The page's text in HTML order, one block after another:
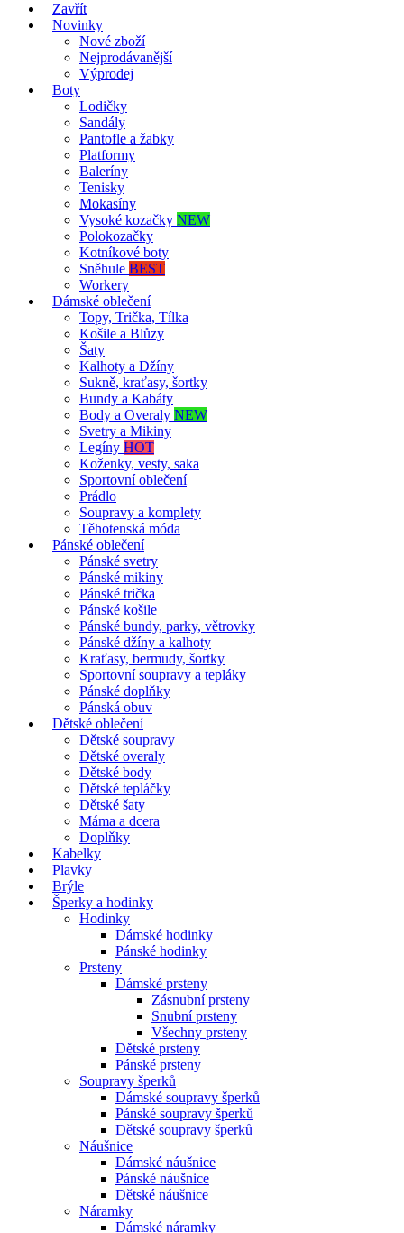
Zavřít
Novinky
Nové zboží
Nejprodávanější
Výprodej
Boty
Lodičky
Sandály
Pantofle a žabky
Platformy
Baleríny
Tenisky
Mokasíny
Vysoké kozačky NEW
Polokozačky
Kotníkové boty
Sněhule BEST
Workery
Dámské oblečení
Topy, Trička, Tílka
Košile a Blůzy
Šaty
Kalhoty a Džíny
Sukně, kraťasy, šortky
Bundy a Kabáty
Body a Overaly NEW
Svetry a Mikiny
Legíny HOT
Koženky, vesty, saka
Sportovní oblečení
Prádlo
Soupravy a komplety
Těhotenská móda
Pánské oblečení
Pánské svetry
Pánské mikiny
Pánské trička
Pánské košile
Pánské bundy, parky, větrovky
Pánské džíny a kalhoty
Kraťasy, bermudy, šortky
Sportovní soupravy a tepláky
Pánské doplňky
Pánská obuv
Dětské oblečení
Dětské soupravy
Dětské overaly
Dětské body
Dětské tepláčky
Dětské šaty
Máma a dcera
Doplňky
Kabelky
Plavky
Brýle
Šperky a hodinky
Hodinky
Dámské hodinky
Pánské hodinky
Prsteny
Dámské prsteny
Zásnubní prsteny
Snubní prsteny
Všechny prsteny
Dětské prsteny
Pánské prsteny
Soupravy šperků
Dámské soupravy šperků
Pánské soupravy šperků
Dětské soupravy šperků
Náušnice
Dámské náušnice
Pánské náušnice
Dětské náušnice
Náramky
Dámské náramky